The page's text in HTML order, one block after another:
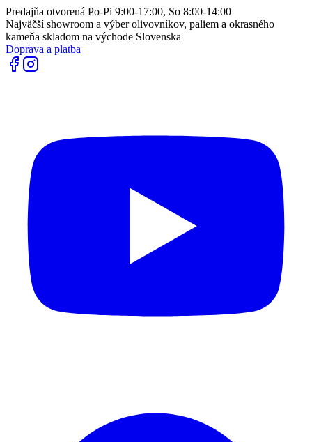
Predajňa otvorená Po-Pi 9:00-17:00, So 8:00-14:00
Najväčší showroom a výber olivovníkov, paliem a okrasného
kameňa skladom na východe Slovenska
Doprava a platba